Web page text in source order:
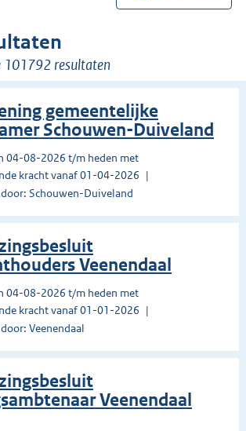
101792 resultaten
gemeentelijke
Schouwen-Duiveland
04-08-2026 t/m heden met
kracht vanaf 01-04-2026
Schouwen-Duiveland
Veenendaal
04-08-2026 t/m heden met
kracht vanaf 01-01-2026
Veenendaal
Veenendaal